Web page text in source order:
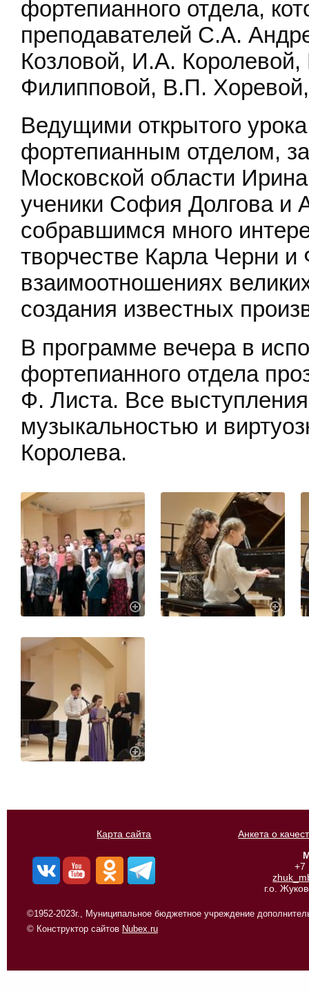
фортепианного отдела,
преподавателей С.А.
Козловой, И.А.
Филипповой, В.П.
Ведущими открытого
фортепианным отделом,
Московской области
ученики София Долгова и
собравшимся много
творчестве Карла Черни
взаимоотношениях
создания известных
В программе вечера в
фортепианного отдела
Ф. Листа. Все
музыкальностью и
Королева.
Карта сайта
Анкета о
+7
г.о.
©1952-2023г., Муниципальное бюджетное учреждение
© Конструктор сайтов Nubex.ru